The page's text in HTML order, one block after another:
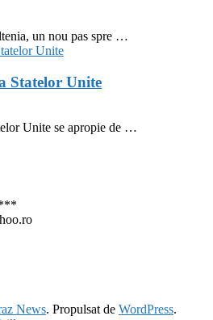
un nou pas spre …
Statelor Unite
Unite se apropie de …
News. Propulsat de WordPress.